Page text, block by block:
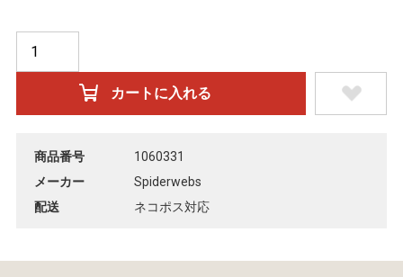
商品番号
1060331
メーカー
Spiderwebs
配送
ネコポス対応